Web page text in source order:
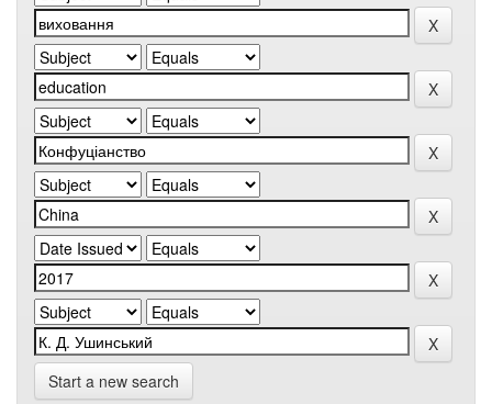
Start a new search